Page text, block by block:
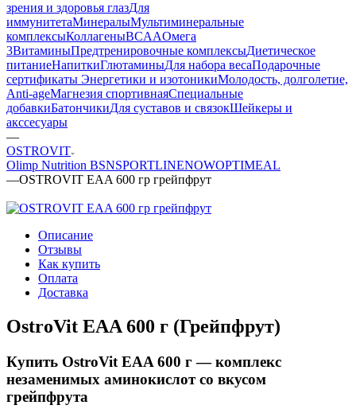
зрения и здоровья глазДля
иммунитетаМинералыМультиминеральные
комплексыКоллагеныBCAAОмега
3ВитаминыПредтренировочные комплексыДиетическое
питаниеНапиткиГлютаминыДля набора весаПодарочные
сертификаты Энергетики и изотоникиМолодость, долголетие,
Anti-ageМагнезия спортивнаяСпециальные
добавкиБатончикиДля суставов и связокШейкеры и
акссесуары
—
OSTROVIT
Olimp Nutrition BSNSPORTLINENOWOPTIMEAL
—OSTROVIT EAA 600 гр грейпфрут
Описание
Отзывы
Как купить
Оплата
Доставка
OstroVit EAA 600 г (Грейпфрут)
Купить OstroVit EAA 600 г — комплекс
незаменимых аминокислот со вкусом
грейпфрута